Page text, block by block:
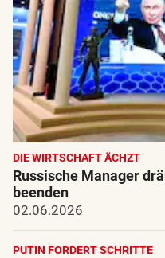
DIE WIRTSCHAFT ÄCHZT
Russische Manager
beenden
02.06.2026
PUTIN FORDERT SCHRITTE